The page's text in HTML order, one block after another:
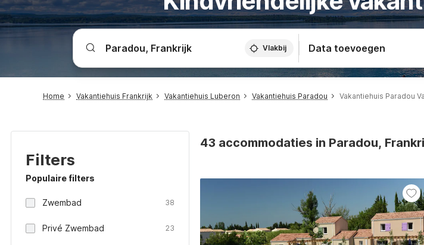
Vlakbij Data toevoegen
Home Vakantiehuis Frankrijk Vakantiehuis Luberon Vakantiehuis Paradou Vakantiehuis Paradou
Filters
Populaire filters
Zwembad 38
Privé Zwembad 23
43 accommodaties in Paradou,